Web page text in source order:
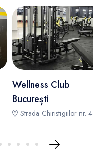
Wellness Club
București
Strada Chiristigiilor nr.